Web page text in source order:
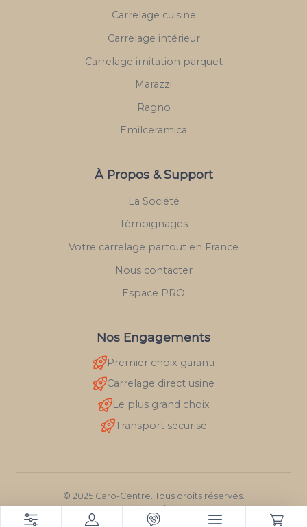
Carrelage cuisine
Carrelage intérieur
Carrelage imitation parquet
Marazzi
Ragno
Emilceramica
À Propos & Support
La Société
Témoignages
Votre carrelage partout en France
Nous contacter
Espace PRO
Nos Engagements
Premier choix garanti
Carrelage direct usine
Le plus grand choix
Transport sécurisé
© 2025 Caro-Centre. Tous droits réservés.
Mentions légales
RGPD